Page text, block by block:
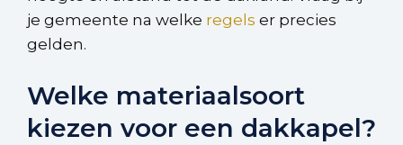
je gemeente na welke regels er precies
gelden.
Welke materiaalsoort
kiezen voor een dakkapel?